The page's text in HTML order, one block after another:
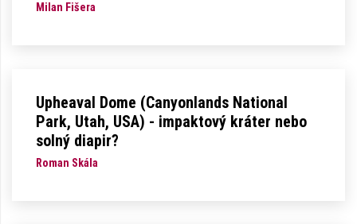
Milan Fišera
Upheaval Dome (Canyonlands National
Park, Utah, USA) - impaktový kráter nebo
solný diapir?
Roman Skála